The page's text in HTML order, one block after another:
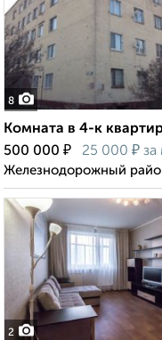
8
Комната в 4-к
500 000 ₽ 25 000 ₽ за
Железнодорожный
2